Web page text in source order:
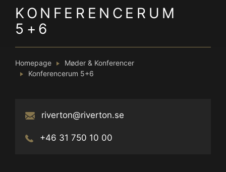
KONFERENCERUM
5+6
Homepage
Møder & Konferencer
Konferencerum 5+6
riverton@riverton.se
+46 31 750 10 00